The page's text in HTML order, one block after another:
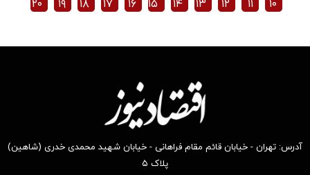
۱۰ ۱۱ ۱۲ ۱۳ ۱۴ ۱۵ ۱۶ ۱۷ ۱۸ ۱۹ ۲۰
آدرس: تهران - خیابان قائم مقام فراهانی - خیابان شهید محمدی خدری (شاهین)
پلاک ۵